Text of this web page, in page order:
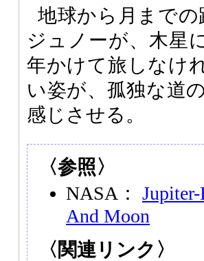
地球から月まで
ジュノーが、木星
年かけて旅しなけ
い姿が、孤独な道
感じさせる。
〈参照〉
NASA： Jupiter-
And Moon
〈関連リンク〉